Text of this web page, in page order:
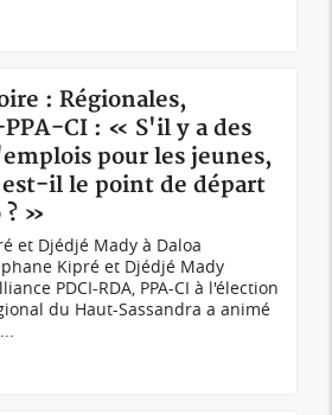
: Régionales,
CI : « S'il y a des
pour les jeunes,
est-il le point de départ
? »
et Djédjé Mady à Daloa
Kipré et Djédjé Mady
PDCI-RDA, PPA-CI à l'élection
du Haut-Sassandra a animé